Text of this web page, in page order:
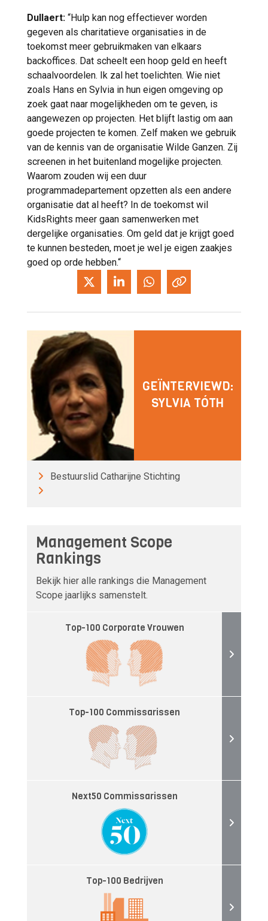
Dullaert: “Hulp kan nog effectiever worden
gegeven als charitatieve organisaties in de
toekomst meer gebruikmaken van elkaars
backoffices. Dat scheelt een hoop geld en heeft
schaalvoordelen. Ik zal het toelichten. Wie niet
zoals Hans en Sylvia in hun eigen omgeving op
zoek gaat naar mogelijkheden om te geven, is
aangewezen op projecten. Het blijft lastig om aan
goede projecten te komen. Zelf maken we gebruik
van de kennis van de organisatie Wilde Ganzen. Zij
screenen in het buitenland mogelijke projecten.
Waarom zouden wij een duur
programmadepartement opzetten als een andere
organisatie dat al heeft? In de toekomst wil
KidsRights meer gaan samenwerken met
dergelijke organisaties. Om geld dat je krijgt goed
te kunnen besteden, moet je wel je eigen zaakjes
goed op orde hebben.“
GEÏNTERVIEWD:
SYLVIA TÓTH
Bestuurslid Catharijne Stichting
Management Scope
Rankings
Bekijk hier alle rankings die Management
Scope jaarlijks samenstelt.
Top-100 Corporate Vrouwen
Top-100 Commissarissen
Next50 Commissarissen
Top-100 Bedrijven